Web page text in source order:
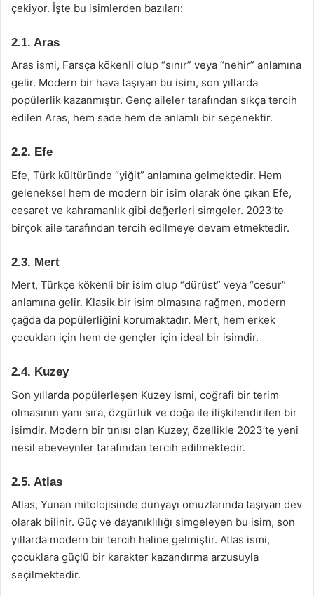
çekiyor. İşte bu isimlerden bazıları:
2.1. Aras
Aras ismi, Farsça kökenli olup “sınır” veya “nehir” anlamına
gelir. Modern bir hava taşıyan bu isim, son yıllarda
popülerlik kazanmıştır. Genç aileler tarafından sıkça tercih
edilen Aras, hem sade hem de anlamlı bir seçenektir.
2.2. Efe
Efe, Türk kültüründe “yiğit” anlamına gelmektedir. Hem
geleneksel hem de modern bir isim olarak öne çıkan Efe,
cesaret ve kahramanlık gibi değerleri simgeler. 2023’te
birçok aile tarafından tercih edilmeye devam etmektedir.
2.3. Mert
Mert, Türkçe kökenli bir isim olup “dürüst” veya “cesur”
anlamına gelir. Klasik bir isim olmasına rağmen, modern
çağda da popülerliğini korumaktadır. Mert, hem erkek
çocukları için hem de gençler için ideal bir isimdir.
2.4. Kuzey
Son yıllarda popülerleşen Kuzey ismi, coğrafi bir terim
olmasının yanı sıra, özgürlük ve doğa ile ilişkilendirilen bir
isimdir. Modern bir tınısı olan Kuzey, özellikle 2023’te yeni
nesil ebeveynler tarafından tercih edilmektedir.
2.5. Atlas
Atlas, Yunan mitolojisinde dünyayı omuzlarında taşıyan dev
olarak bilinir. Güç ve dayanıklılığı simgeleyen bu isim, son
yıllarda modern bir tercih haline gelmiştir. Atlas ismi,
çocuklara güçlü bir karakter kazandırma arzusuyla
seçilmektedir.